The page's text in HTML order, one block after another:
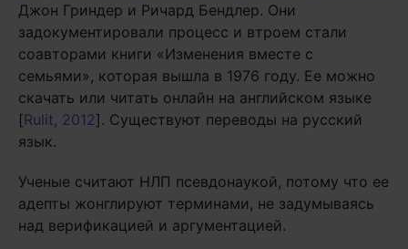
Джон Гриндер и Ричард Бендлер. Они
задокументировали процесс и втроем стали
соавторами книги «Изменения вместе с
семьями», которая вышла в 1976 году. Ее можно
скачать или читать онлайн на английском языке
[Rulit, 2012]. Существуют переводы на русский
язык.
Ученые считают НЛП псевдонаукой, потому что ее
адепты жонглируют терминами, не задумываясь
над верификацией и аргументацией.